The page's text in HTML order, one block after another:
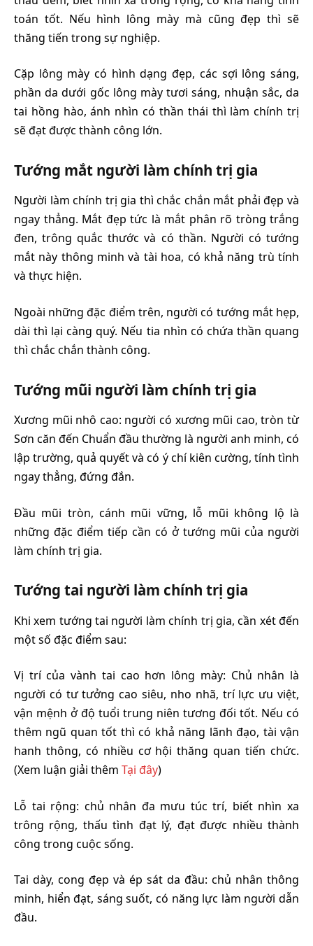
toán tốt. Nếu hình lông mày mà cũng đẹp thì sẽ
thăng tiến trong sự nghiệp.
Cặp lông mày có hình dạng đẹp, các sợi lông sáng,
phần da dưới gốc lông mày tươi sáng, nhuận sắc, da
tai hồng hào, ánh nhìn có thần thái thì làm chính trị
sẽ đạt được thành công lớn.
Tướng mắt người làm chính trị gia
Người làm chính trị gia thì chắc chắn mắt phải đẹp và
ngay thẳng. Mắt đẹp tức là mắt phân rõ tròng trắng
đen, trông quắc thước và có thần. Người có tướng
mắt này thông minh và tài hoa, có khả năng trù tính
và thực hiện.
Ngoài những đặc điểm trên, người có tướng mắt hẹp,
dài thì lại càng quý. Nếu tia nhìn có chứa thần quang
thì chắc chắn thành công.
Tướng mũi người làm chính trị gia
Xương mũi nhô cao: người có xương mũi cao, tròn từ
Sơn căn đến Chuẩn đầu thường là người anh minh, có
lập trường, quả quyết và có ý chí kiên cường, tính tình
ngay thẳng, đứng đắn.
Đầu mũi tròn, cánh mũi vững, lỗ mũi không lộ là
những đặc điểm tiếp cần có ở tướng mũi của người
làm chính trị gia.
Tướng tai người làm chính trị gia
Khi xem tướng tai người làm chính trị gia, cần xét đến
một số đặc điểm sau:
Vị trí của vành tai cao hơn lông mày: Chủ nhân là
người có tư tưởng cao siêu, nho nhã, trí lực ưu việt,
vận mệnh ở độ tuổi trung niên tương đối tốt. Nếu có
thêm ngũ quan tốt thì có khả năng lãnh đạo, tài vận
hanh thông, có nhiều cơ hội thăng quan tiến chức.
(Xem luận giải thêm Tại đây)
Lỗ tai rộng: chủ nhân đa mưu túc trí, biết nhìn xa
trông rộng, thấu tình đạt lý, đạt được nhiều thành
công trong cuộc sống.
Tai dày, cong đẹp và ép sát da đầu: chủ nhân thông
minh, hiển đạt, sáng suốt, có năng lực làm người dẫn
đầu.